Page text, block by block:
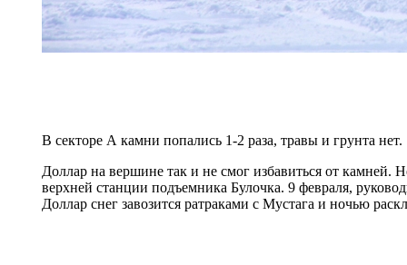
В секторе А камни попались 1-2 раза, травы и грунта нет.
Доллар на вершине так и не смог избавиться от камней.
верхней станции подъемника Булочка. 9 февраля,
Доллар снег завозится ратраками с Мустага и ночью